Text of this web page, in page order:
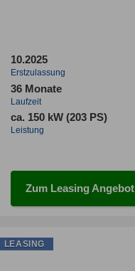
10.2025
Erstzulassung
36 Monate
Laufzeit
ca. 150 kW (203 PS)
Leistung
Zum Leasing Angebot
LEASING